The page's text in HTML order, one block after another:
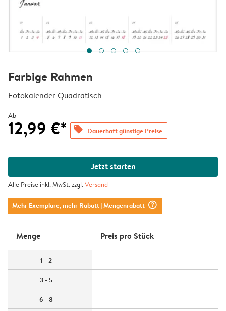
Farbige Rahmen
Fotokalender Quadratisch
Ab
12,99 €* offers Dauerhaft günstige Preise
Jetzt starten
Alle Preise inkl. MwSt. zzgl.Versand
Mehr Exemplare, mehr Rabatt| Mengenrabatt question_mark_circle
Menge Preis pro Stück
1 - 2
3 - 5
6 - 8